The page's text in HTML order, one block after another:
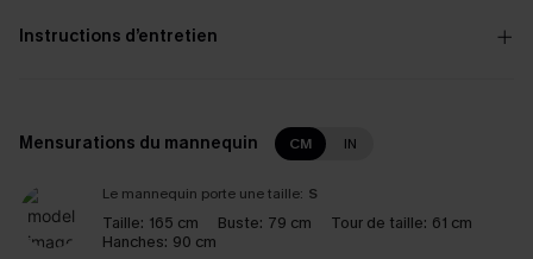
Instructions d’entretien
Mensurations du mannequin CM IN
Le mannequin porte une taille: S
Taille: 165 cm Buste: 79 cm Tour de taille: 61 cm
Hanches: 90 cm